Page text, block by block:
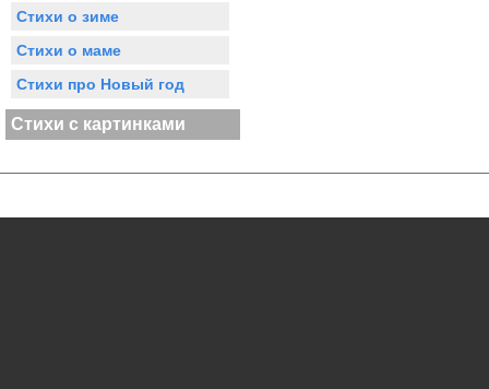
Стихи о зиме
Стихи о маме
Стихи про Новый год
Стихи с картинками